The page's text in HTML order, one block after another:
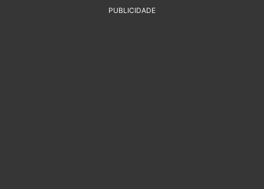
PUBLICIDADE